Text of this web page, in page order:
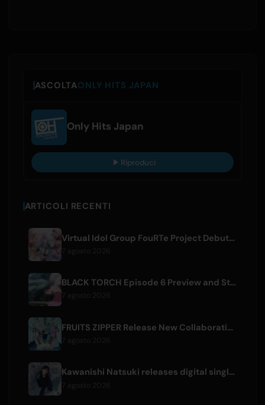
ASCOLTAONLY HITS JAPAN
Only Hits Japan
Riproduci
ARTICOLI RECENTI
Virtual Idol Group FouRTe Project Debuts with 'ALL IN' Album Produced by m-flo's ☆Taku Takahashi
BLACK TORCH Episode 6 Preview and Streaming Details
FRUITS ZIPPER Release New Collaboration Song '1,2,3,FOOOOUR'
Kawanishi Natsuki releases digital single 'Sayonara wa Ichiban Kirei na Atashi de'